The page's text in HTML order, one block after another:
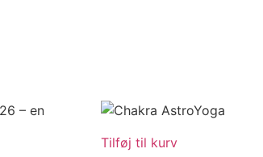
Tilføj til kurv